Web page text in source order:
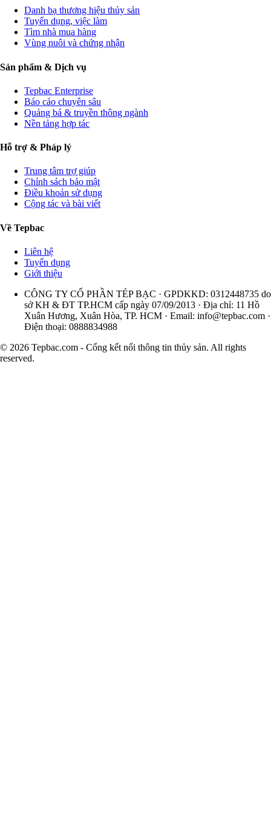
Danh bạ thương hiệu thủy sản
Tuyển dụng, việc làm
Tìm nhà mua hàng
Vùng nuôi và chứng nhận
Sản phẩm & Dịch vụ
Tepbac Enterprise
Báo cáo chuyên sâu
Quảng bá & truyền thông ngành
Nền tảng hợp tác
Hỗ trợ & Pháp lý
Trung tâm trợ giúp
Chính sách bảo mật
Điều khoản sử dụng
Cộng tác và bài viết
Về Tepbac
Liên hệ
Tuyển dụng
Giới thiệu
CÔNG TY CỔ PHẦN TÉP BẠC · GPDKKD: 0312448735 do
sở KH & ĐT TP.HCM cấp ngày 07/09/2013 · Địa chỉ: 11 Hồ
Xuân Hương, Xuân Hòa, TP. HCM · Email: info@tepbac.com ·
Điện thoại: 0888834988
© 2026 Tepbac.com - Cổng kết nối thông tin thủy sản. All rights
reserved.